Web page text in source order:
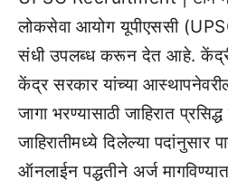
लोकसेवा आयोग यूपीएससी
संधी उपलब्ध करून देत आहे.
केंद्र सरकार यांच्या आस्थापनेवरील
जागा भरण्यासाठी जाहिरात
जाहिरातीमध्ये दिलेल्या पदांनुसार
ऑनलाईन पद्धतीने अर्ज